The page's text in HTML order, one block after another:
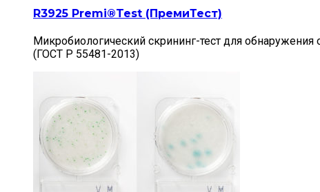
R3925 Premi®Test (ПремиТест)
Микробиологический скрининг-тест для
(ГОСТ Р 55481-2013)